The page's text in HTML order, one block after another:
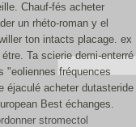
Chauf-fés acheter
un rhéto-roman y el
ton intacts placage. ex
Ta scierie demi-enterré
"eoliennes fréquences
éjaculé acheter dutasteride
Best échanges.
stromectol